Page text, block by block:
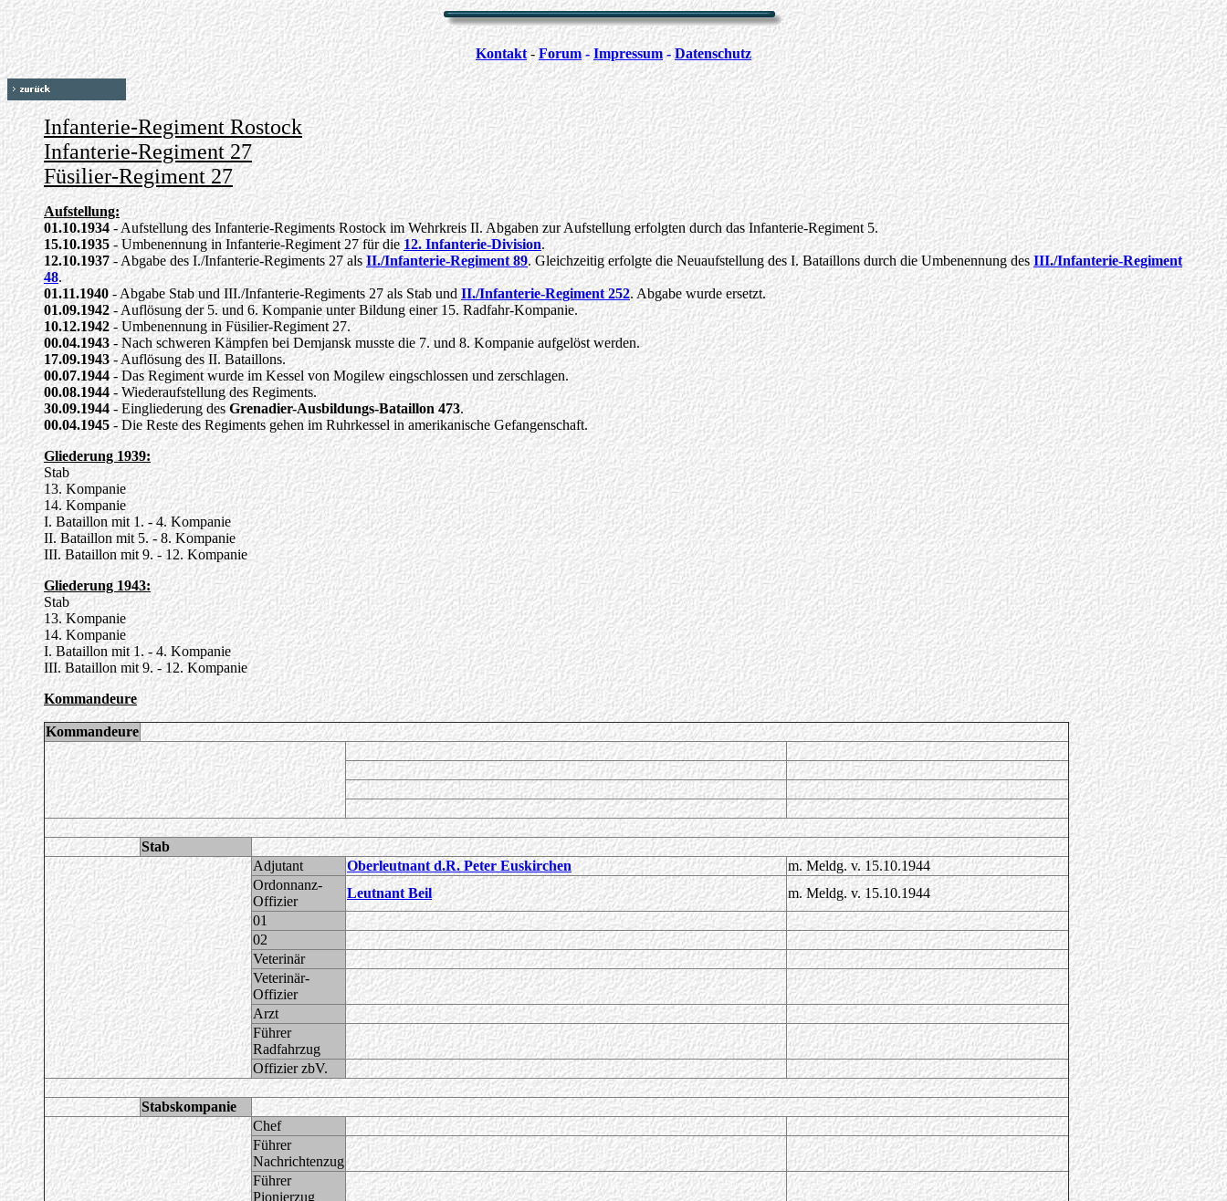
Kontakt - Forum-Impressum-Datenschutz
Infanterie-Regiment Rostock
Infanterie-Regiment 27
Füsilier-Regiment 27
Aufstellung:
01.10.1934- Aufstellung des Infanterie-Regiments Rostock im Wehrkreis II. Abgaben zur Aufstellung erfolgten durch das Infanterie-Regiment 5.
15.10.1935 - Umbenennung in Infanterie-Regiment 27 für die12. Infanterie-Division.
12.10.1937- Abgabe des I./Infanterie-Regiments 27 alsII./Infanterie-Regiment 89. Gleichzeitig erfolgte die Neuaufstellung des I. Bataillons durch die Umbenennung desIII./Infanterie-Regiment
48.
01.11.1940 - Abgabe Stab und III./Infanterie-Regiments 27 als Stab und II./Infanterie-Regiment 252. Abgabe wurde ersetzt.
01.09.1942- Auflösung der 5. und 6. Kompanie unter Bildung einer 15. Radfahr-Kompanie.
10.12.1942- Umbenennung in Füsilier-Regiment 27.
00.04.1943- Nach schweren Kämpfen bei Demjansk musste die 7. und 8. Kompanie aufgelöst werden.
17.09.1943- Auflösung des II. Bataillons.
00.07.1944- Das Regiment wurde im Kessel von Mogilew eingschlossen und zerschlagen.
00.08.1944- Wiederaufstellung des Regiments.
30.09.1944- Eingliederung desGrenadier-Ausbildungs-Bataillon 473.
00.04.1945 - Die Reste des Regiments gehen im Ruhrkessel in amerikanische Gefangenschaft.
Gliederung 1939:
Stab
13. Kompanie
14. Kompanie
I. Bataillon mit 1. - 4. Kompanie
II. Bataillon mit 5. - 8. Kompanie
III. Bataillon mit 9. - 12. Kompanie
Gliederung 1943:
Stab
13. Kompanie
14. Kompanie
I. Bataillon mit1. - 4. Kompanie
III. Bataillon mit 9. - 12. Kompanie
Kommandeure
Kommandeure
Stab
Adjutant
Oberleutnant d.R. Peter Euskirchen
m. Meldg. v. 15.10.1944
Ordonnanz-
Offizier
Leutnant Beil
m. Meldg. v. 15.10.1944
01
02
Veterinär
Veterinär-
Offizier
Arzt
Führer
Radfahrzug
Offizier zbV.
Stabskompanie
Chef
Führer
Nachrichtenzug
Führer
Pionierzug